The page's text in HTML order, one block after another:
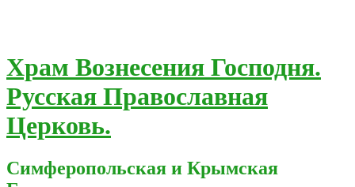
Храм Вознесения Господня.
Русская Православная
Церковь.
Симферопольская и Крымская